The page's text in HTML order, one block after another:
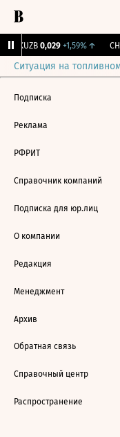
KUZB 0,029 +1,59%↑
Ситуация на
Подписка
Реклама
РФРИТ
Справочник компаний
Подписка для юр.лиц
О компании
Редакция
Менеджмент
Архив
Обратная связь
Справочный центр
Распространение